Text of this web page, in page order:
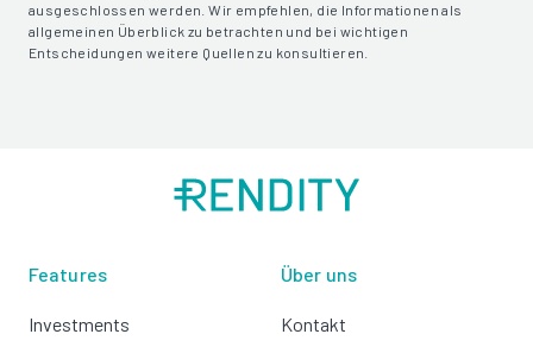
ausgeschlossen werden. Wir empfehlen, die Informationen als
allgemeinen Überblick zu betrachten und bei wichtigen
Entscheidungen weitere Quellen zu konsultieren.
Features
Investments
Über uns
Kontakt